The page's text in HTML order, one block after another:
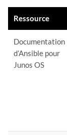
Ressource
Documentation
d’Ansible pour
Junos OS